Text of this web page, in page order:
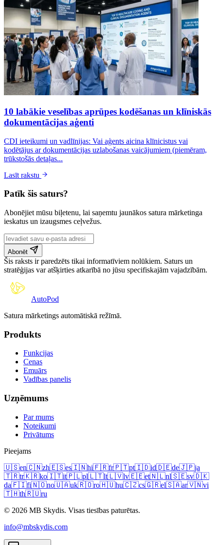
10 labākie veselības aprūpes kodēšanas un klīniskās
dokumentācijas aģenti
CDI ieteikumi un vadlīnijas: Vai aģents aicina klīnicistus vai
kodētājus ar dokumentācijas uzlabošanas vaicājumiem (piemēram,
trūkstošās detaļas...
Lasīt rakstu
Patīk šis saturs?
Abonējiet mūsu biļetenu, lai saņemtu jaunākos satura mārketinga
ieskatus un izaugsmes ceļvežus.
Abonēt
Šis raksts ir paredzēts tikai informatīviem nolūkiem. Saturs un
stratēģijas var atšķirties atkarībā no jūsu specifiskajām vajadzībām.
AutoPod
Satura mārketings automātiskā režīmā.
Produkts
Funkcijas
Cenas
Emuārs
Vadības panelis
Uzņēmums
Par mums
Noteikumi
Privātums
Pieejams
🇺🇸en🇨🇳zh🇪🇸es🇮🇳hi🇫🇷fr🇵🇹pt🇮🇩id🇩🇪de🇯🇵ja
🇹🇷tr🇰🇷ko🇮🇹it🇵🇱pl🇱🇹lt🇱🇻lv🇪🇪et🇳🇱nl🇸🇪sv🇩🇰
da🇫🇮fi🇳🇴no🇺🇦uk🇷🇴ro🇭🇺hu🇨🇿cs🇬🇷el🇸🇦ar🇻🇳vi
🇹🇭th🇷🇺ru
© 2026 MB Skydis. Visas tiesības paturētas.
info@mbskydis.com